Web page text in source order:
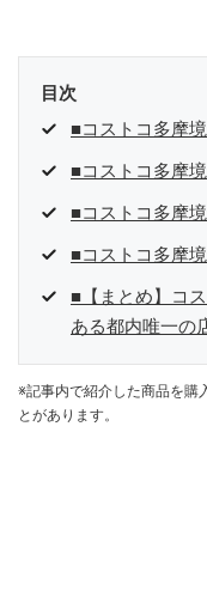
目次
■コストコ多摩
■コストコ多摩
■コストコ多摩
■コストコ多摩
■【まとめ】コ
ある都内唯一の
※記事内で紹介した商品を購
とがあります。